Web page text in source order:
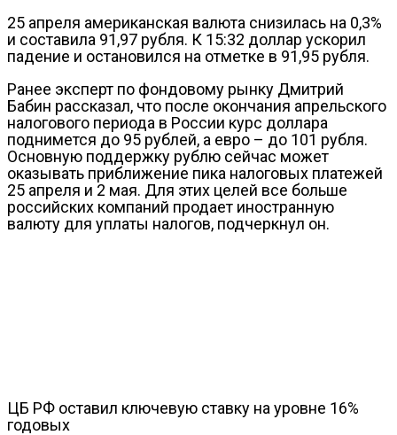
25 апреля американская валюта снизилась на 0,3%
и составила 91,97 рубля. К 15:32 доллар ускорил
падение и остановился на отметке в 91,95 рубля.
Ранее эксперт по фондовому рынку Дмитрий
Бабин рассказал, что после окончания апрельского
налогового периода в России курс доллара
поднимется до 95 рублей, а евро – до 101 рубля.
Основную поддержку рублю сейчас может
оказывать приближение пика налоговых платежей
25 апреля и 2 мая. Для этих целей все больше
российских компаний продает иностранную
валюту для уплаты налогов, подчеркнул он.
ЦБ РФ оставил ключевую ставку на уровне 16%
годовых